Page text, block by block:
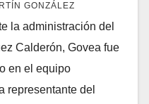
GONZÁLEZ
la administración del
Calderón, Govea fue
en el equipo
representante del